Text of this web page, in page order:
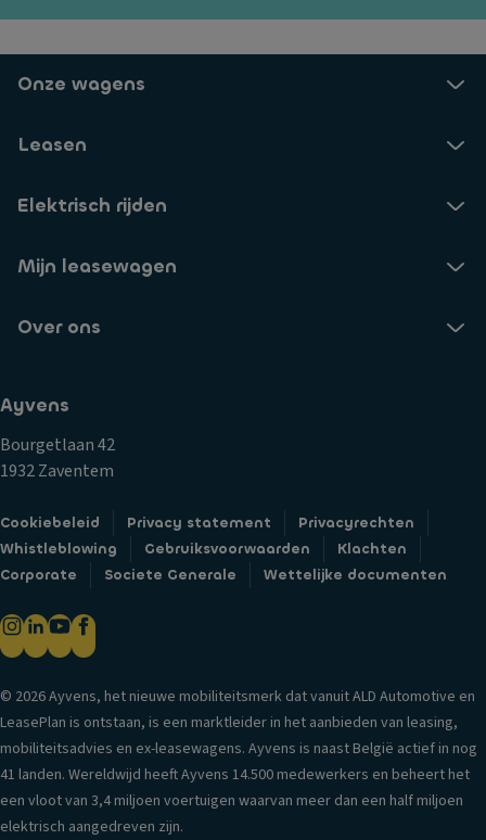
er
li
c
n
a
n
d
ic
h
t
e
n
tr
al
e
d
e
ur
v
er
g
re
G
e
k
d
b
gi
k
h
o
d
er
s
V
e
til
a
ti
e
s
y
c
o
tr
e
er
si
in
r
m
a
e
U
it
st
in
k
o
e
ts
w
Onze wagens
Leasen
Elektrisch rijden
Mijn leasewagen
Over ons
Ayvens
Bourgetlaan 42
1932 Zaventem
Cookiebeleid Privacy statement
Privacyrechten
Whistleblowing
Gebruiksvoorwaarden
Klachten
Corporate
Societe Generale Wettelijke documenten
© 2026 Ayvens, het nieuwe mobiliteitsmerk dat vanuit ALD Automotive en
LeasePlan is ontstaan, is een marktleider in het aanbieden van leasing,
mobiliteitsadvies en ex-leasewagens. Ayvens is naast België actief in nog
41 landen. Wereldwijd heeft Ayvens 14.500 medewerkers en beheert het
een vloot van 3,4 miljoen voertuigen waarvan meer dan een half miljoen
elektrisch aangedreven zijn.